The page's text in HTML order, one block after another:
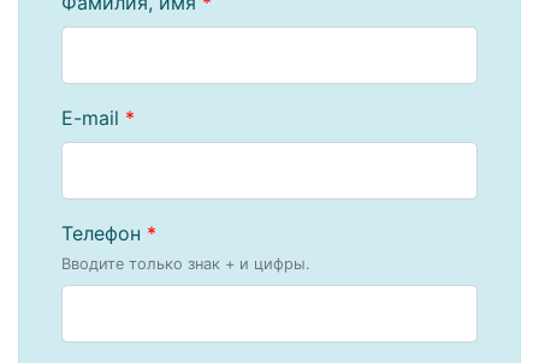
E-mail *
Телефон *
Вводите только знак + и цифры.